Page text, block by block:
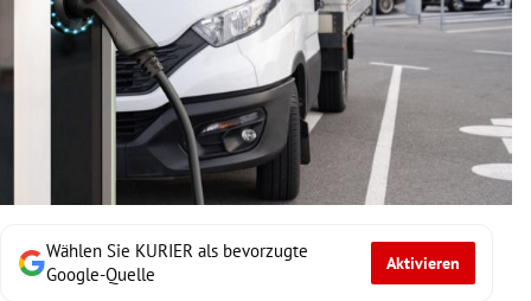
Untermenü
Wählen Sie KURIER als bevorzugte
Google-Quelle
Aktivieren